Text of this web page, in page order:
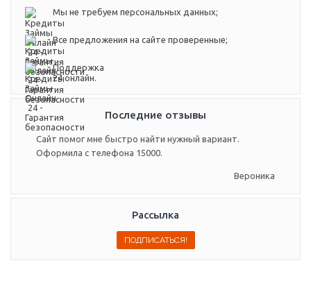
Мы не требуем персональных данных;
Все предложения на сайте проверенные;
Поддержка
24 онлайн.
Последние отзывы
Сайт помог мне быстро найти нужный вариант.
Оформила с телефона 15000.
Вероника
Рассылка